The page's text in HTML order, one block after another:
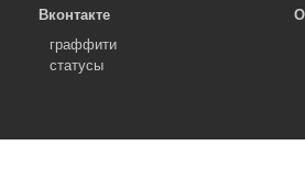
Вконтакте
граффити
статусы